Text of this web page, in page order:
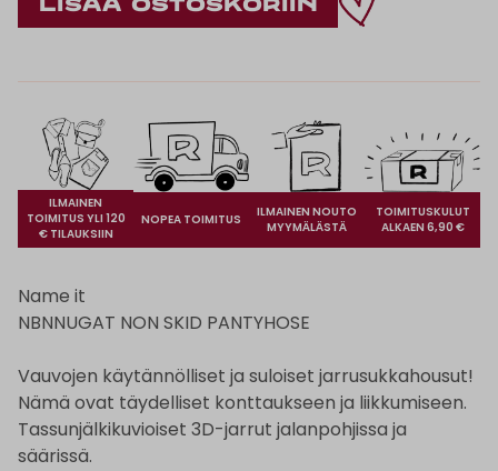
ILMAINEN
TOIMITUS YLI 120
€ TILAUKSIIN
NOPEA TOIMITUS
ILMAINEN NOUTO
MYYMÄLÄSTÄ
TOIMITUSKULUT
ALKAEN 6,90 €
Name it
NBNNUGAT NON SKID PANTYHOSE
Vauvojen käytännölliset ja suloiset jarrusukkahousut!
Nämä ovat täydelliset konttaukseen ja liikkumiseen.
Tassunjälkikuvioiset 3D-jarrut jalanpohjissa ja
säärissä.